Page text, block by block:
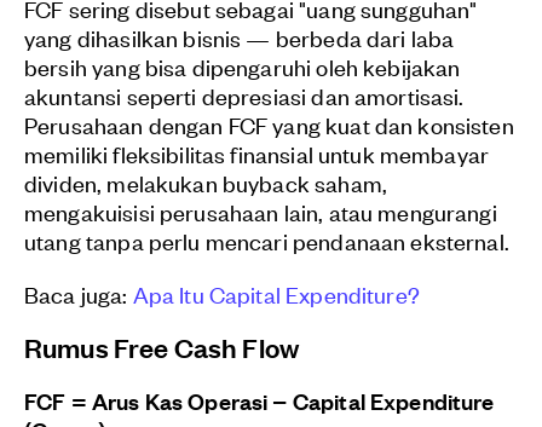
FCF sering disebut sebagai "uang sungguhan"
yang dihasilkan bisnis — berbeda dari laba
bersih yang bisa dipengaruhi oleh kebijakan
akuntansi seperti depresiasi dan amortisasi.
Perusahaan dengan FCF yang kuat dan konsisten
memiliki fleksibilitas finansial untuk membayar
dividen, melakukan buyback saham,
mengakuisisi perusahaan lain, atau mengurangi
utang tanpa perlu mencari pendanaan eksternal.
Baca juga: Apa Itu Capital Expenditure?
Rumus Free Cash Flow
FCF = Arus Kas Operasi − Capital Expenditure